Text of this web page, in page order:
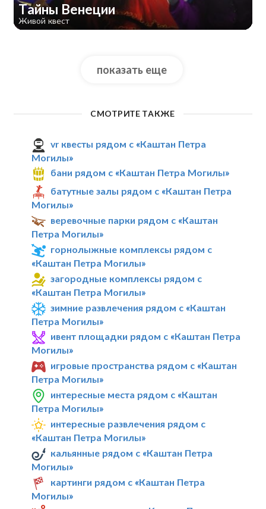
Тайны Венеции
Живой квест
показать еще
СМОТРИТЕ ТАКЖЕ
vr квесты рядом с «Каштан Петра
Могилы»
бани рядом с «Каштан Петра Могилы»
батутные залы рядом с «Каштан Петра
Могилы»
веревочные парки рядом с «Каштан
Петра Могилы»
горнолыжные комплексы рядом с
«Каштан Петра Могилы»
загородные комплексы рядом с
«Каштан Петра Могилы»
зимние развлечения рядом с «Каштан
Петра Могилы»
ивент площадки рядом с «Каштан Петра
Могилы»
игровые пространства рядом с «Каштан
Петра Могилы»
интересные места рядом с «Каштан
Петра Могилы»
интересные развлечения рядом с
«Каштан Петра Могилы»
кальянные рядом с «Каштан Петра
Могилы»
картинги рядом с «Каштан Петра
Могилы»